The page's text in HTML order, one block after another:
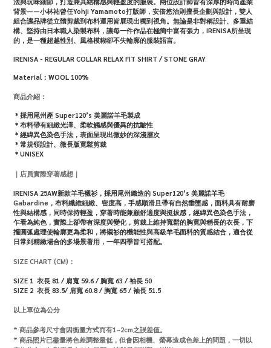
背景——小林祐曾任Yohji Yamamoto打版師，安倍悠治則擅長企劃與設計，雙人
組合讓品牌從立體剪裁到布料運用皆展現出獨到視角。無論是非對稱設計、多重結
構、堅持由日本職人染製布料，讓每一件作品在極簡中富有張力，IRENISA所呈現
的，是一種超越性別、風格模糊卻不失輪廓的服裝語言。
IRENISA - REGULAR COLLAR RELAX FIT SHIRT / STONE GRAY
Material：WOOL 100%
商品介紹：
＊採用尾州產 Super120’s 美麗諾羊毛製成
＊布料帶有細緻光澤、柔軟觸感與優異的抗皺性
＊經緯異色染色手法，表面呈現出微妙的深淺層次
＊常規領設計、微長版寬鬆剪裁
＊UNISEX
｜店員實際穿著感想｜
IRENISA 25AW新款羊毛襯衫，採用尾州織造的 Super120’s 美麗諾羊毛
Gabardine，布料纖維細緻、密度高，手感順滑且帶有自然垂墜感，面料具有耐磨
性與結構感，同時保持輕盈，穿著時能兼顧舒適度與挺拔感，經緯異色染色手法，
乍看為純色，實際上卻帶有深度與變化，剪裁上維持寬鬆的胸寬與稍長的衣長，下
擺圓弧處理使輪廓更為柔和，將襯衫的機能性與高級羊毛面料的質感結合，適合從
日常到精緻場合的多場景著用，一年四季皆可搭配。
SIZE CHART (CM)：
SIZE 1 衣長 81 / 肩寬 59.6 / 胸寬 63 / 袖長 50
SIZE 2 衣長 83.5/ 肩寬 60.8 / 胸寬 65 / 袖長 51.5
以上單位為公分
* 商品參考尺寸會因衡量方式而有1~2cm之誤差值。
* 商品照片已盡量將色差調整最低，但會因相機、螢幕造成色差上的問題，一切以